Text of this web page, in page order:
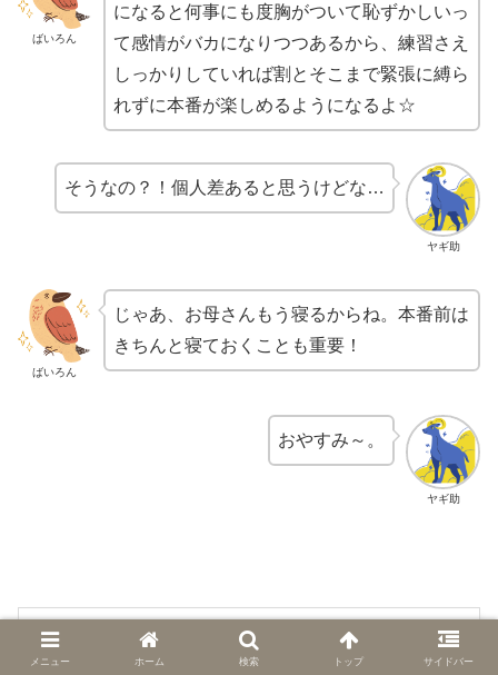
ばいろん
になると何事にも度胸がついて恥ずかしいっ
て感情がバカになりつつあるから、練習さえ
しっかりしていれば割とそこまで緊張に縛ら
れずに本番が楽しめるようになるよ☆
ヤギ助
そうなの？！個人差あると思うけどな…
ばいろん
じゃあ、お母さんもう寝るからね。本番前は
きちんと寝ておくことも重要！
ヤギ助
おやすみ～。
たった0.5秒で緊張をとるコ
ツ【電子書籍】[ 伊勢田幸永
メニュー ホーム 検索 トップ サイドバー